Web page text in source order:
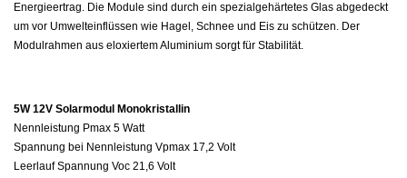
Energieertrag. Die Module sind durch ein spezialgehärtetes Glas abgedeckt
um vor Umwelteinflüssen wie Hagel, Schnee und Eis zu schützen. Der
Modulrahmen aus eloxiertem Aluminium sorgt für Stabilität.
5W 12V Solarmodul Monokristallin
Nennleistung Pmax 5 Watt
Spannung bei Nennleistung Vpmax 17,2 Volt
Leerlauf Spannung Voc 21,6 Volt